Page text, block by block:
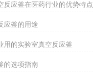
反应釜在医药行业的优势特点
应釜的用途
用的实验室真空反应釜
的选项指南